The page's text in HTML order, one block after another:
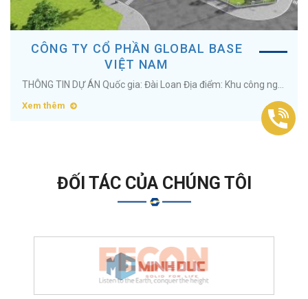
CÔNG TY CỔ PHẦN GLOBAL BASE
VIỆT NAM
Xem thêm
ĐỐI TÁC CỦA CHÚNG TÔI